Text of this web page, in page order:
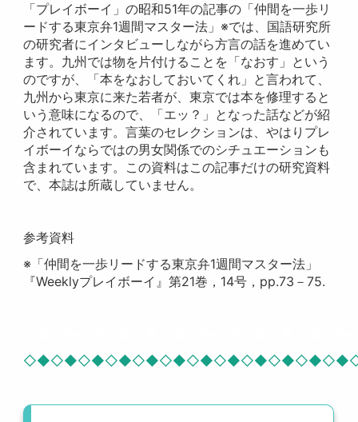
「プレイボーイ」の昭和51年の記事の「仲間を一歩リ
ードする東京弁1週間マスター法」※では、国語研究所
の研究者にインタビューしながら方言の話を進めてい
ます。九州では物を片付けることを「なおす」という
のですが、「本をなおしておいてくれ」と言われて、
九州から東京に来た若者が、東京では本を修理すると
いう意味になるので、「エッ？」となった話などが紹
介されています。言葉のセレクションは、やはりプレ
イボーイならではの男女関係でのシチュエーションも
含まれています。この資料はこの記事だけの研究資料
で、本誌は所蔵していません。
参考資料
※「仲間を一歩リードする東京弁1週間マスター法」
『Weeklyプレイボーイ』第21巻，14号，pp.73－75.